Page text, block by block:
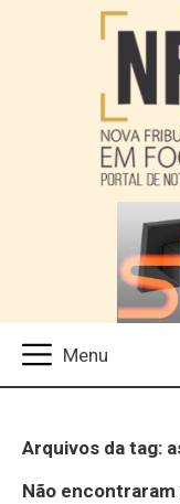
Arquivos da tag:
Não